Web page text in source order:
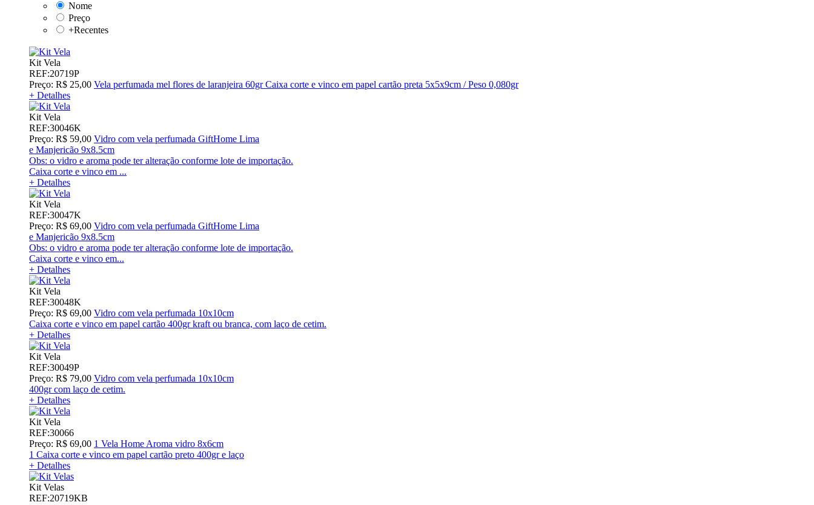
Nome
Preço
+Recentes
Kit Vela
REF:20719P
Preço: R$ 25,00 Vela perfumada mel flores de laranjeira 60gr Caixa corte e vinco em papel cartão preta 5x5x9cm / Peso 0,080gr
+ Detalhes
Kit Vela
REF:30046K
Preço: R$ 59,00 Vidro com vela perfumada GiftHome Lima
e Manjericão 9x8.5cm
Obs: o vidro e aroma pode ter alteração conforme lote de importação.
Caixa corte e vinco em ...
+ Detalhes
Kit Vela
REF:30047K
Preço: R$ 69,00 Vidro com vela perfumada GiftHome Lima
e Manjericão 9x8.5cm
Obs: o vidro e aroma pode ter alteração conforme lote de importação.
Caixa corte e vinco em...
+ Detalhes
Kit Vela
REF:30048K
Preço: R$ 69,00 Vidro com vela perfumada 10x10cm
Caixa corte e vinco em papel cartão 400gr kraft ou branca, com laço de cetim.
+ Detalhes
Kit Vela
REF:30049P
Preço: R$ 79,00 Vidro com vela perfumada 10x10cm
400gr com laço de cetim.
+ Detalhes
Kit Vela
REF:30066
Preço: R$ 69,00 1 Vela Home Aroma vidro 8x6cm
1 Caixa corte e vinco em papel cartão preto 400gr e laço
+ Detalhes
Kit Velas
REF:20719KB